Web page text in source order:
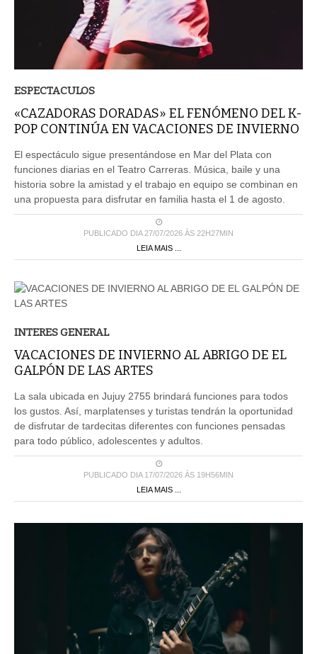
ESPECTACULOS
«CAZADORAS DORADAS» EL FENÓMENO DEL K-
POP CONTINÚA EN VACACIONES DE INVIERNO
El espectáculo sigue presentándose en Mar del Plata con
funciones diarias en el Teatro Carreras. Música, baile y una
historia sobre la amistad y el trabajo en equipo se combinan en
una propuesta para disfrutar en familia hasta el 1 de agosto.
PUBLICADO DIA 27/07/2026 ÀS 22H27MIN
LEIA MAIS ...
INTERES GENERAL
VACACIONES DE INVIERNO AL ABRIGO DE EL
GALPÓN DE LAS ARTES
La sala ubicada en Jujuy 2755 brindará funciones para todos
los gustos. Así, marplatenses y turistas tendrán la oportunidad
de disfrutar de tardecitas diferentes con funciones pensadas
para todo público, adolescentes y adultos.
PUBLICADO DIA 17/07/2026 ÀS 19H56MIN
LEIA MAIS ...